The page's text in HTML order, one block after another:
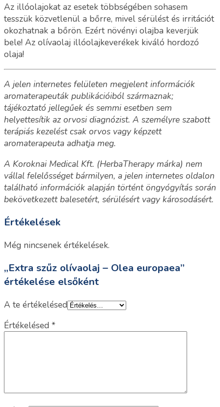
Az illóolajokat az esetek többségében sohasem
tesszük közvetlenül a bőrre, mivel sérülést és irritációt
okozhatnak a bőrön. Ezért növényi olajba keverjük
bele! Az olívaolaj illóolajkeverékek kiváló hordozó
olaja!
A jelen internetes felületen megjelent információk
aromaterapeuták publikációiból származnak;
tájékoztató jellegűek és semmi esetben sem
helyettesítik az orvosi diagnózist. A személyre szabott
terápiás kezelést csak orvos vagy képzett
aromaterapeuta adhatja meg.
A Koroknai Medical Kft. (HerbaTherapy márka) nem
vállal felelősséget bármilyen, a jelen internetes oldalon
található információk alapján történt öngyógyítás során
bekövetkezett balesetért, sérülésért vagy károsodásért.
Értékelések
Még nincsenek értékelések.
„Extra szűz olívaolaj – Olea europaea”
értékelése elsőként
A te értékelésed
Értékelésed *